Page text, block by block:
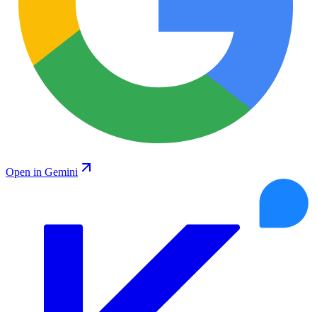
Open in Gemini